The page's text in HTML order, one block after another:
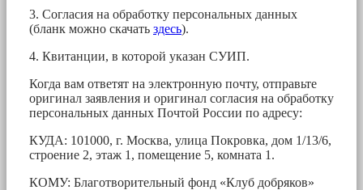
3. Согласия на обработку персональных данных
(бланк можно скачать здесь).
4. Квитанции, в которой указан СУИП.
Когда вам ответят на электронную почту, отправьте
оригинал заявления и оригинал согласия на обработку
персональных данных Почтой России по адресу:
КУДА: 101000, г. Москва, улица Покровка, дом 1/13/6,
строение 2, этаж 1, помещение 5, комната 1.
КОМУ: Благотворительный фонд «Клуб добряков»